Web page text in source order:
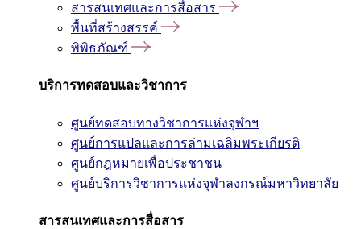
สารสนเทศและการสื่อสาร
พื้นที่สร้างสรรค์
พิพิธภัณฑ์
บริการทดสอบและวิชาการ
ศูนย์ทดสอบทางวิชาการแห่งจุฬาฯ
ศูนย์การแปลและการล่ามเฉลิมพระเกียรติ
ศูนย์กฎหมายเพื่อประชาชน
ศูนย์บริการวิชาการแห่งจุฬาลงกรณ์มหาวิทยาลัย
สารสนเทศและการสื่อสาร